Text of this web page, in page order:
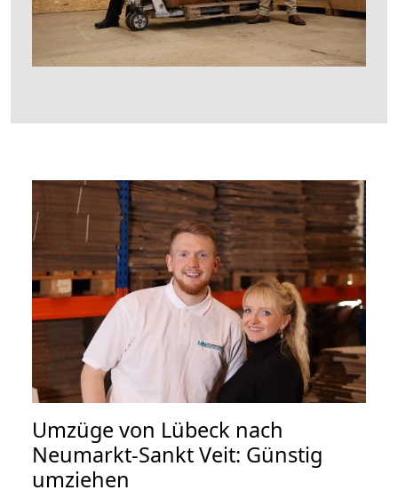
Umzüge von Lübeck nach
Neumarkt-Sankt Veit: Günstig
umziehen